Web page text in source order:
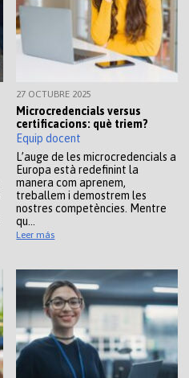
27 OCTUBRE 2025
Microcredencials versus
certificacions: què triem?
Equip docent
L’auge de les microcredencials a
Europa està redefinint la
manera com aprenem,
treballem i demostrem les
nostres competències. Mentre
qu…
Leer más